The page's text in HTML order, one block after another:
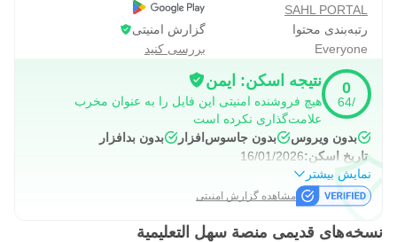
SAHL PORTAL
رتبه‌بندی محتوا
Everyone
گزارش امنیتی
بررسی کنید
0
/64
نتیجه اسکن: ایمن
هیچ فروشنده امنیتی این فایل را به عنوان مخرب
علامت‌گذاری نکرده است
بدون ویروس
بدون جاسوس‌افزار
بدون بدافزار
تاریخ اسکن:16/01/2026
نمایش بیشتر
مشاهده گزارش امنیتی
نسخه‌های قدیمی منصة سهل التعليمية